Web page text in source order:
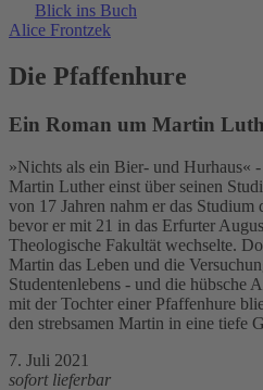
Blick ins Buch
Alice Frontzek
Die Pfaffenhure
Ein Roman um Martin
»Nichts als ein Bier- und Hurhaus«
Martin Luther einst über seinen
von 17 Jahren nahm er das Studium
bevor er mit 21 in das Erfurter
Theologische Fakultät wechselte.
Martin das Leben und die
Studentenlebens - und die hübsche
mit der Tochter einer Pfaffenhure
den strebsamen Martin in eine tiefe
7. Juli 2021
sofort lieferbar